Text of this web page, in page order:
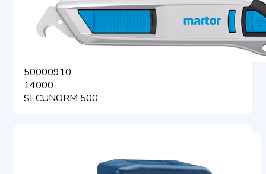
50000910
14000
SECUNORM 500